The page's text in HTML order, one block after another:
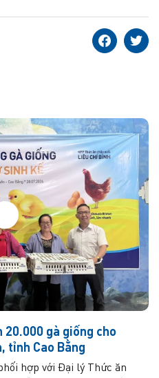
20.000 gà giống cho
tỉnh Cao Bằng
hợp với Đại lý Thức ăn